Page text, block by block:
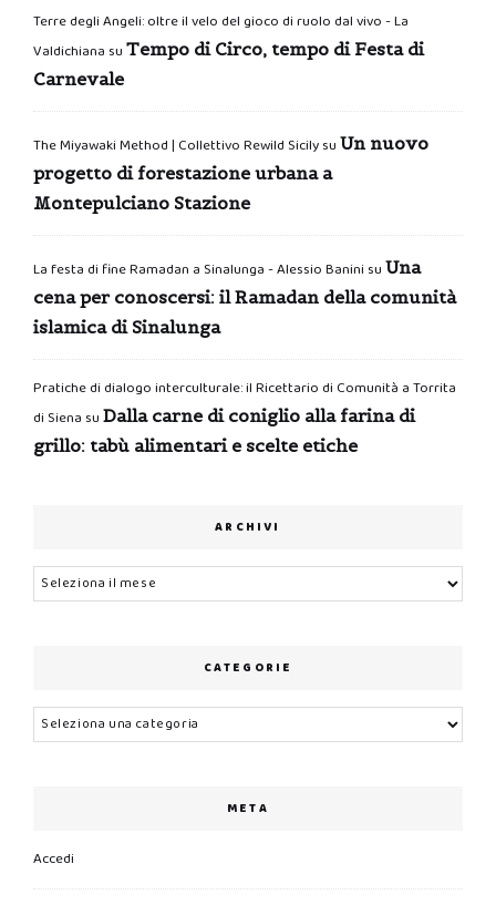
Terre degli Angeli: oltre il velo del gioco di ruolo dal vivo - La
Valdichiana su Tempo di Circo, tempo di Festa di
Carnevale
The Miyawaki Method | Collettivo Rewild Sicilysu Un nuovo
progetto di forestazione urbana a
Montepulciano Stazione
La festa di fine Ramadan a Sinalunga - Alessio Banini su Una
cena per conoscersi: il Ramadan della comunità
islamica di Sinalunga
Pratiche di dialogo interculturale: il Ricettario di Comunità a Torrita
di Siena su Dalla carne di coniglio alla farina di
grillo: tabù alimentari e scelte etiche
ARCHIVI
Archivi
CATEGORIE
Categorie
META
Accedi